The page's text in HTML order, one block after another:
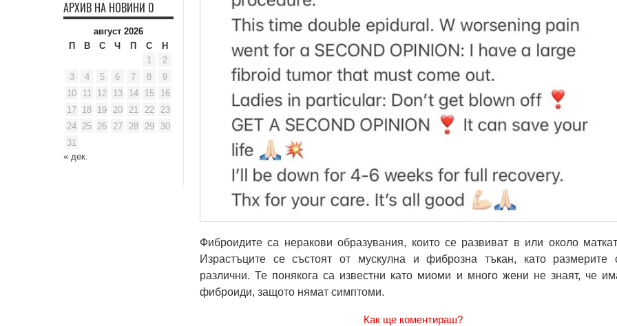
Фиброидите са неракови образувания, които се развиват в или около
Израстъците се състоят от мускулна и фиброзна тъкан, като размерите
различни. Те понякога са известни като миоми и много жени не знаят, че
фиброиди, защото нямат симптоми.
Как ще коментираш?
АРХИВ НА НОВИНИ 0
август 2026
П
В С Ч П С
Н
1
2
3
4 5 6 7 8
9
10
11 12 13 14 15
16
17 18 19 20 21 22
23
24 25 26 27 28 29
30
31
« дек.